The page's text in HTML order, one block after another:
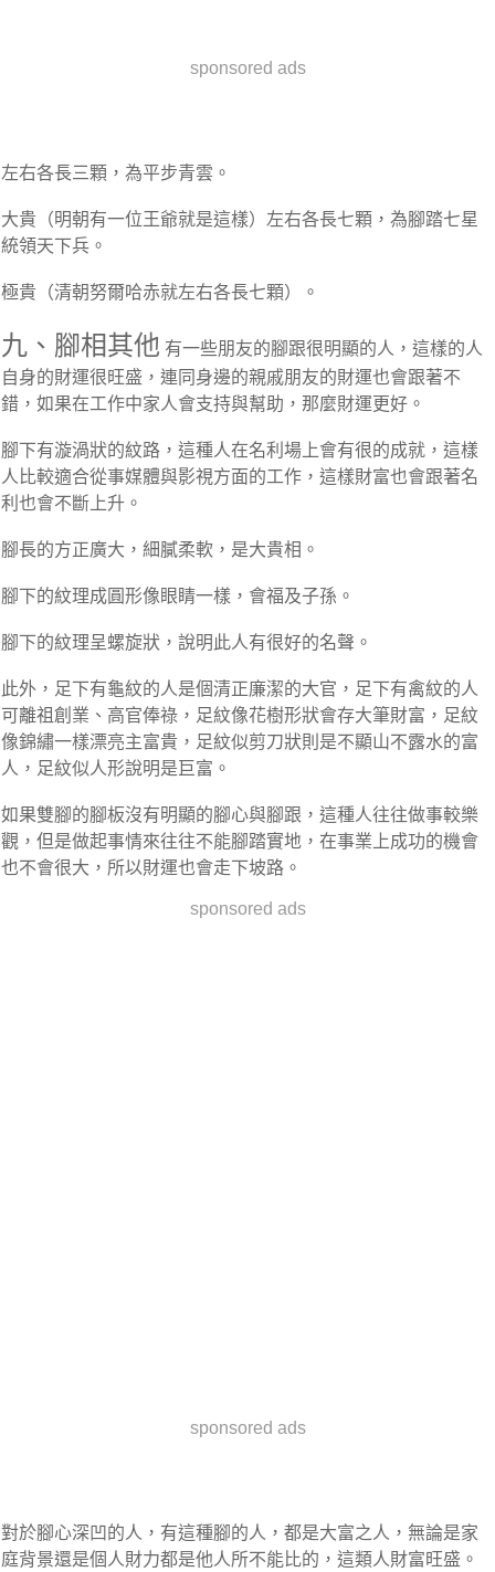
sponsored ads
左右各長三顆，為平步青雲。
大貴（明朝有一位王爺就是這樣）左右各長七顆，為腳踏七星
統領天下兵。
極貴（清朝努爾哈赤就左右各長七顆）。
九、腳相其他 有一些朋友的腳跟很明顯的人，這樣的人
自身的財運很旺盛，連同身邊的親戚朋友的財運也會跟著不
錯，如果在工作中家人會支持與幫助，那麼財運更好。
腳下有漩渦狀的紋路，這種人在名利場上會有很的成就，這樣
人比較適合從事媒體與影視方面的工作，這樣財富也會跟著名
利也會不斷上升。
腳長的方正廣大，細膩柔軟，是大貴相。
腳下的紋理成圓形像眼睛一樣，會福及子孫。
腳下的紋理呈螺旋狀，說明此人有很好的名聲。
此外，足下有龜紋的人是個清正廉潔的大官，足下有禽紋的人
可離祖創業、高官俸祿，足紋像花樹形狀會存大筆財富，足紋
像錦繡一樣漂亮主富貴，足紋似剪刀狀則是不顯山不露水的富
人，足紋似人形說明是巨富。
如果雙腳的腳板沒有明顯的腳心與腳跟，這種人往往做事較樂
觀，但是做起事情來往往不能腳踏實地，在事業上成功的機會
也不會很大，所以財運也會走下坡路。
sponsored ads
sponsored ads
對於腳心深凹的人，有這種腳的人，都是大富之人，無論是家
庭背景還是個人財力都是他人所不能比的，這類人財富旺盛。